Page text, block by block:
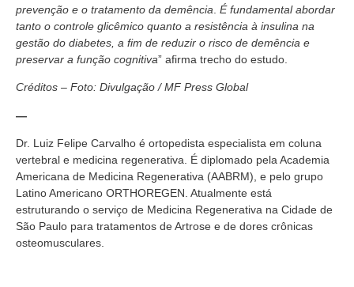
prevenção e o tratamento da demência É fundamental abordar
tanto o controle glicêmico quanto a resistência à insulina na
gestão do diabetes, a fim de reduzir o risco de demência e
preservar a função cognitiva” afirma trecho do estudo.
Créditos – Foto: Divulgação / MF Press Global
—
Dr. Luiz Felipe Carvalho é ortopedista especialista em coluna
vertebral e medicina regenerativa. É diplomado pela Academia
Americana de Medicina Regenerativa (AABRM), e pelo grupo
Latino Americano ORTHOREGEN. Atualmente está
estruturando o serviço de Medicina Regenerativa na Cidade de
São Paulo para tratamentos de Artrose e de dores crônicas
osteomusculares.